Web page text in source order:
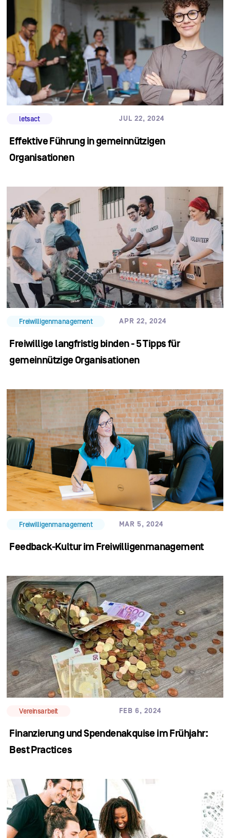
letsact JUL 22, 2024
Effektive Führung in gemeinnützigen
Organisationen
Freiwilligenmanagement APR 22, 2024
Freiwillige langfristig binden - 5 Tipps für
gemeinnützige Organisationen
Freiwilligenmanagement MAR 5, 2024
Feedback-Kultur im Freiwilligenmanagement
Vereinsarbeit FEB 6, 2024
Finanzierung und Spendenakquise im Frühjahr:
Best Practices